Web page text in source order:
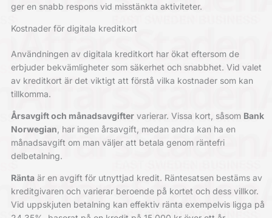
ger en snabb respons vid misstänkta aktiviteter.
Kostnader för digitala kreditkort
Användningen av digitala kreditkort har ökat eftersom de
erbjuder bekvämligheter som säkerhet och snabbhet. Vid valet
av kreditkort är det viktigt att förstå vilka kostnader som kan
tillkomma.
Årsavgift och månadsavgiftervarierar. Vissa kort, såsom Bank
Norwegian , har ingen årsavgift, medan andra kan ha en
månadsavgift om man väljer att betala genom räntefri
delbetalning.
Räntaär en avgift för utnyttjad kredit. Räntesatsen bestäms av
kreditgivaren och varierar beroende på kortet och dess villkor.
Vid uppskjuten betalning kan effektiv ränta exempelvis ligga på